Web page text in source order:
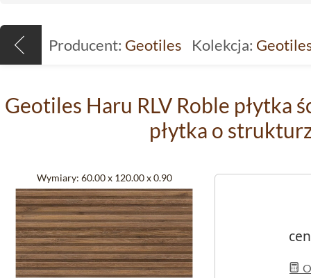
Producent: Geotiles Kolekcja:
Geotiles Haru RLV Roble płytka
płytka o
Wymiary: 60.00 x 120.00 x 0.90